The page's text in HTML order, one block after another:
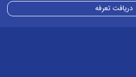
دریافت تعرفه